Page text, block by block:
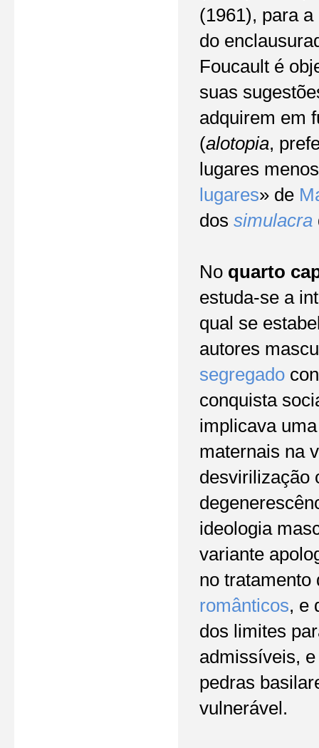
(1961), para
do
Foucault é
suas
adquirem em
(alotopia,
lugares
lugares» de
dos simulacra
No quarto
estuda-se a
qual se
autores
segregado
conquista
implicava
maternais na
desvirilização
ideologia
variante
no
românticos, e
dos limites
admissíveis,
pedras
vulnerável.